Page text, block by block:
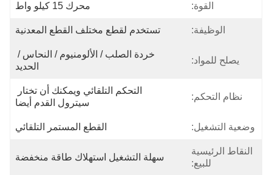
القوة: محرك 15 كيلو واط
الوظيفة: تستخدم لقطع مختلف القطع المعدنية
يصلح للمواد:
خردة الصلب / الألومنيوم / النحاس /
الحديد
نظام التحكم:
التحكم التلقائي ويمكنك أن تختار
سيترول القدم أيضا
وضعية التشغيل: القطع المستمر التلقائي
النقاط الرئيسية
للبيع:
سهلة التشغيل استهلاك طاقة منخفضة